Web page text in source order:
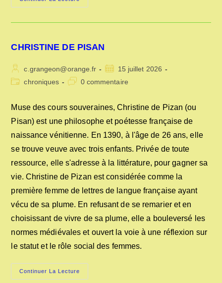
CHRISTINE DE PISAN
Auteur/autrice
de
c.grangeon@orange.fr
Publication
publiée :
15 juillet 2026
Postchroniques
Commentaires
publication :
0 commentaire
Muse des cours souveraines, Christine de Pizan (ou
Pisan) est une philosophe et poétesse française de
naissance vénitienne. En 1390, à l'âge de 26 ans, elle
se trouve veuve avec trois enfants. Privée de toute
ressource, elle s'adresse à la littérature, pour gagner sa
vie. Christine de Pizan est considérée comme la
première femme de lettres de langue française ayant
vécu de sa plume. En refusant de se remarier et en
choisissant de vivre de sa plume, elle a bouleversé les
normes médiévales et ouvert la voie à une réflexion sur
le statut et le rôle social des femmes.
Continuer La Lecture
DE